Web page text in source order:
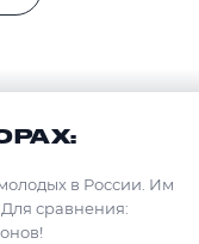
в России. Им
Для сравнения: